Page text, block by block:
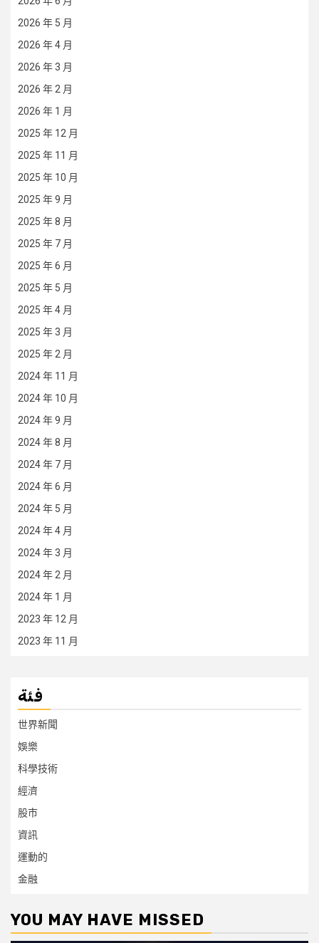
2026 年 5 月
2026 年 4 月
2026 年 3 月
2026 年 2 月
2026 年 1 月
2025 年 12 月
2025 年 11 月
2025 年 10 月
2025 年 9 月
2025 年 8 月
2025 年 7 月
2025 年 6 月
2025 年 5 月
2025 年 4 月
2025 年 3 月
2025 年 2 月
2024 年 11 月
2024 年 10 月
2024 年 9 月
2024 年 8 月
2024 年 7 月
2024 年 6 月
2024 年 5 月
2024 年 4 月
2024 年 3 月
2024 年 2 月
2024 年 1 月
2023 年 12 月
2023 年 11 月
فئة
世界新聞
娛樂
科學技術
經濟
股市
資訊
運動的
金融
YOU MAY HAVE MISSED